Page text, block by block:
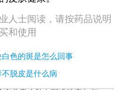
人士阅读，请按药品说明
和使用
色的斑是怎么回事
脱皮是什么病
上长白癜风跟父母有关吗
有白斑做什么检查能确诊